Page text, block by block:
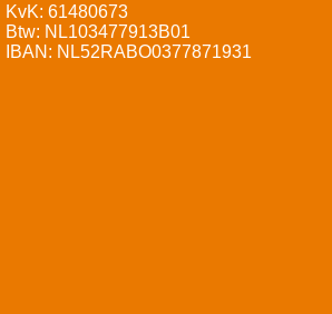
KvK: 61480673
Btw: NL103477913B01
IBAN: NL52RABO0377871931